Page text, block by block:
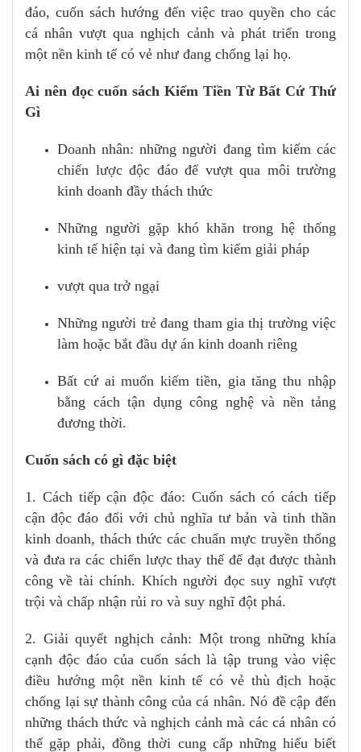
đáo, cuốn sách hướng đến việc trao quyền cho các
cá nhân vượt qua nghịch cảnh và phát triển trong
một nền kinh tế có vẻ như đang chống lại họ.
Ai nên đọc cuốn sách Kiếm Tiền Từ Bất Cứ Thứ
Gì
Doanh nhân: những người đang tìm kiếm các
chiến lược độc đáo để vượt qua môi trường
kinh doanh đầy thách thức
Những người gặp khó khăn trong hệ thống
kinh tế hiện tại và đang tìm kiếm giải pháp
vượt qua trở ngại
Những người trẻ đang tham gia thị trường việc
làm hoặc bắt đầu dự án kinh doanh riêng
Bất cứ ai muốn kiếm tiền, gia tăng thu nhập
bằng cách tận dụng công nghệ và nền tảng
đương thời.
Cuốn sách có gì đặc biệt
1. Cách tiếp cận độc đáo: Cuốn sách có cách tiếp
cận độc đáo đối với chủ nghĩa tư bản và tinh thần
kinh doanh, thách thức các chuẩn mực truyền thống
và đưa ra các chiến lược thay thế để đạt được thành
công về tài chính. Khích người đọc suy nghĩ vượt
trội và chấp nhận rủi ro và suy nghĩ đột phá.
2. Giải quyết nghịch cảnh: Một trong những khía
cạnh độc đáo của cuốn sách là tập trung vào việc
điều hướng một nền kinh tế có vẻ thù địch hoặc
chống lại sự thành công của cá nhân. Nó đề cập đến
những thách thức và nghịch cảnh mà các cá nhân có
thể gặp phải, đồng thời cung cấp những hiểu biết